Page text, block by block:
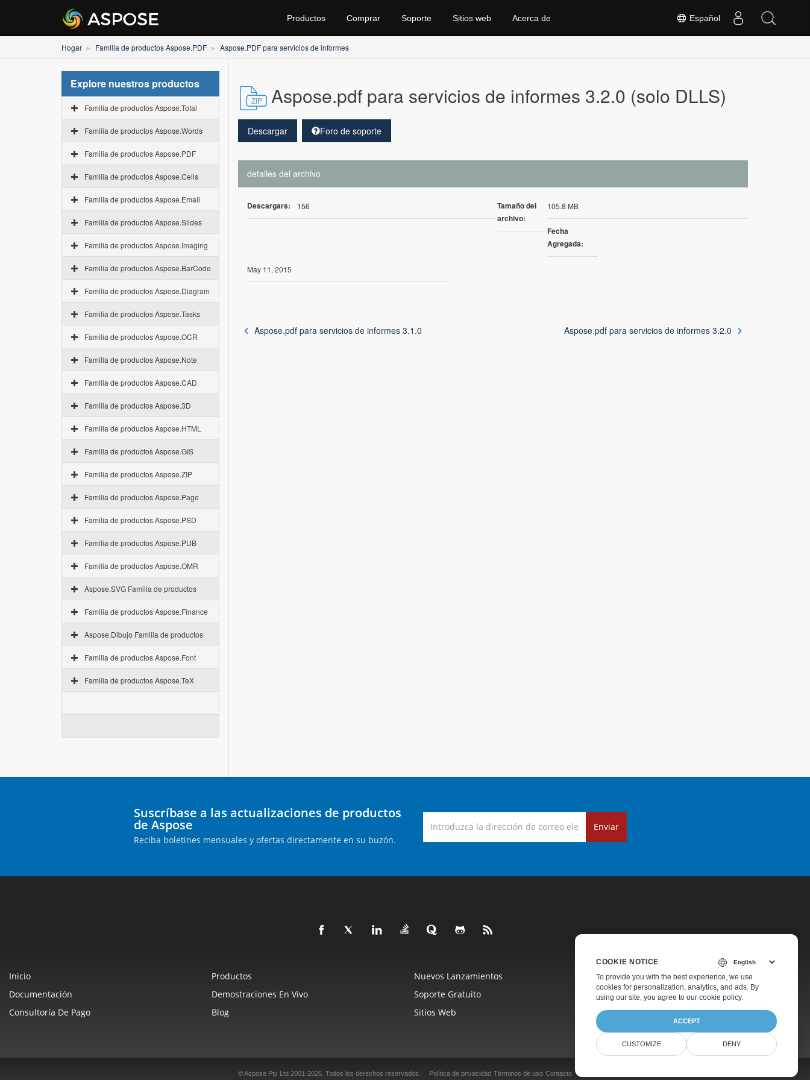
Español
Productos Comprar Soporte Sitios web Acerca de
Hogar Familia de productos Aspose.PDF Aspose.PDF para servicios de informes
Explore nuestros productos
Familia de productos Aspose.Total
Familia de productos Aspose.Words
Familia de productos Aspose.PDF
Familia de productos Aspose.Cells
Familia de productos Aspose.Email
Familia de productos Aspose.Slides
Familia de productos Aspose.Imaging
Familia de productos Aspose.BarCode
Familia de productos Aspose.Diagram
Familia de productos Aspose.Tasks
Familia de productos Aspose.OCR
Familia de productos Aspose.Note
Familia de productos Aspose.CAD
Familia de productos Aspose.3D
Familia de productos Aspose.HTML
Familia de productos Aspose.GIS
Familia de productos Aspose.ZIP
Familia de productos Aspose.Page
Familia de productos Aspose.PSD
Familia de productos Aspose.PUB
Familia de productos Aspose.OMR
Aspose.SVG Familia de productos
Familia de productos Aspose.Finance
Aspose.Dibujo Familia de productos
Familia de productos Aspose.Font
Familia de productos Aspose.TeX
Aspose.pdf para servicios de informes 3.2.0 (solo DLLS)
Descargar Foro de soporte
detalles del archivo
Descargars: 156
Tamaño del
archivo:
105.8 MB
Fecha
Agregada:
May 11, 2015
Aspose.pdf para servicios de informes 3.1.0 Aspose.pdf para servicios de informes 3.2.0
Suscríbase a las actualizaciones de productos
de Aspose
Reciba boletines mensuales y ofertas directamente en su buzón.
Enviar
Inicio Productos Nuevos Lanzamientos
Precios
Documentación
Demostraciones En Vivo Soporte Gratuito
Soporte De Pago
Consultoría De Pago
Blog Sitios Web Acerca De
© Aspose Pty Ltd 2001-2026. Todos los derechos reservados. Política de privacidad Términos de uso Contacto
COOKIE NOTICE
To provide you with the best experience, we use
cookies for personalization, analytics, and ads. By
using our site, you agree to our cookie policy.
ACCEPT
CUSTOMIZE DENY